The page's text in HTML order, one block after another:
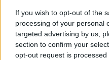
If you wish to opt-out of the
processing of your personal
targeted advertising by us,
section to confirm your
opt-out request is
Televisori smart, lampade
generazionesi stanno
avremo sveglie sincronizzate
che sceglie tempi,